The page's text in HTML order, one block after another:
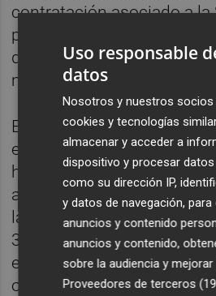
contratación asociado a la
pues ésta se celebrará en
de lo ocurrido en 2024,
marzo.
En este sentido, Suárez ha
efectos de las fuertes
han sentido "claramente"
actividades económicas,
la agricultura, que ha
3.000 cotizantes este
en igual mes de 2024
ocupados.
Uso responsable
datos
Nosotros y nuestros
cookies y tecnologías
almacenar y acceder a
dispositivo y procesar
como su dirección IP,
y datos de navegación,
anuncios y contenido
anuncios y contenido,
sobre la audiencia y
Proveedores de terceros